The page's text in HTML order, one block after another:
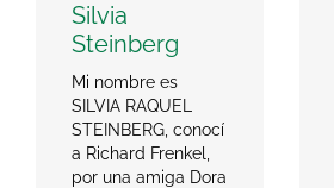
Silvia
Steinberg
Mi nombre es
SILVIA RAQUEL
STEINBERG, conocí
a Richard Frenkel,
por una amiga Dora